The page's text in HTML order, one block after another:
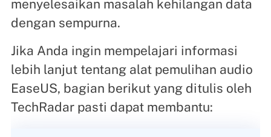
menyelesaikan masalah kehilangan data
dengan sempurna.
Jika Anda ingin mempelajari informasi
lebih lanjut tentang alat pemulihan audio
EaseUS, bagian berikut yang ditulis oleh
TechRadar pasti dapat membantu: